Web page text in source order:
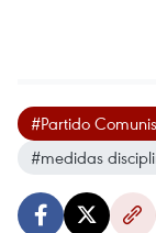
#Partido
#medidas